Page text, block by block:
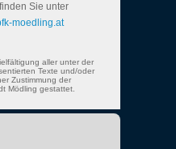
Sie unter
moedling.at
aller unter der
Texte und/oder
Zustimmung der
Mödling gestattet.